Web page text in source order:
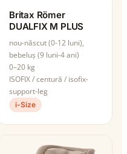
Britax Römer
DUALFIX M PLUS
nou-născut (0-12 luni),
bebeluș (9 luni-4 ani)
0–20 kg
ISOFIX / centură / isofix-
support-leg
i-Size